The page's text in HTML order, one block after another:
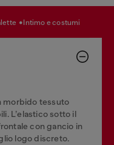
intimo e costumi
morbido tessuto
L’elastico sotto il
con gancio in
logo discreto.